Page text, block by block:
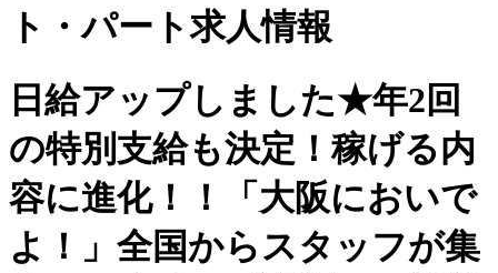
ト・パート求人情報
日給アップしました★年2回
の特別支給も決定！稼げる内
容に進化！！「大阪においで
よ！」全国からスタッフが集